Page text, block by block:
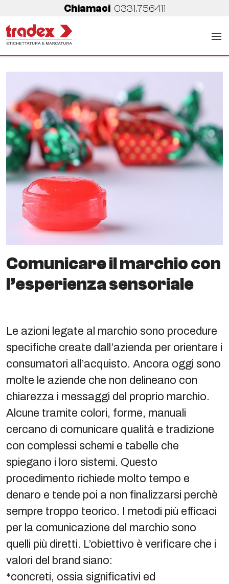
Chiamaci 0331.756411
Comunicare il marchio con
l’esperienza sensoriale
Le azioni legate al marchio sono procedure
specifiche create dall’azienda per orientare i
consumatori all’acquisto. Ancora oggi sono
molte le aziende che non delineano con
chiarezza i messaggi del proprio marchio.
Alcune tramite colori, forme, manuali
cercano di comunicare qualità e tradizione
con complessi schemi e tabelle che
spiegano i loro sistemi. Questo
procedimento richiede molto tempo e
denaro e tende poi a non finalizzarsi perchè
sempre troppo teorico. I metodi più efficaci
per la comunicazione del marchio sono
quelli più diretti. L’obiettivo è verificare che i
valori del brand siano:
*concreti, ossia significativi ed